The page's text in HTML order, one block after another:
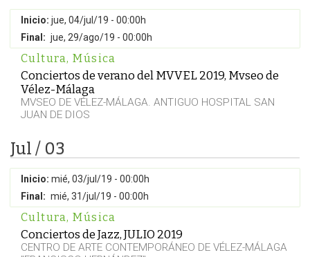
Inicio: jue, 04/jul/19 - 00:00h
Final: jue, 29/ago/19 - 00:00h
Cultura, Música
Conciertos de verano del MVVEL 2019, Mvseo de
Vélez-Málaga
MVSEO DE VÉLEZ-MÁLAGA. ANTIGUO HOSPITAL SAN
JUAN DE DIOS
Jul / 03
Inicio: mié, 03/jul/19 - 00:00h
Final: mié, 31/jul/19 - 00:00h
Cultura, Música
Conciertos de Jazz, JULIO 2019
CENTRO DE ARTE CONTEMPORÁNEO DE VÉLEZ-MÁLAGA